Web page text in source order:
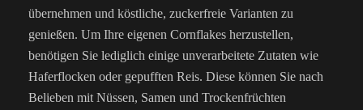
übernehmen und köstliche, zuckerfreie Varianten zu
genießen. Um Ihre eigenen Cornflakes herzustellen,
benötigen Sie lediglich einige unverarbeitete Zutaten wie
Haferflocken oder gepufften Reis. Diese können Sie nach
Belieben mit Nüssen, Samen und Trockenfrüchten